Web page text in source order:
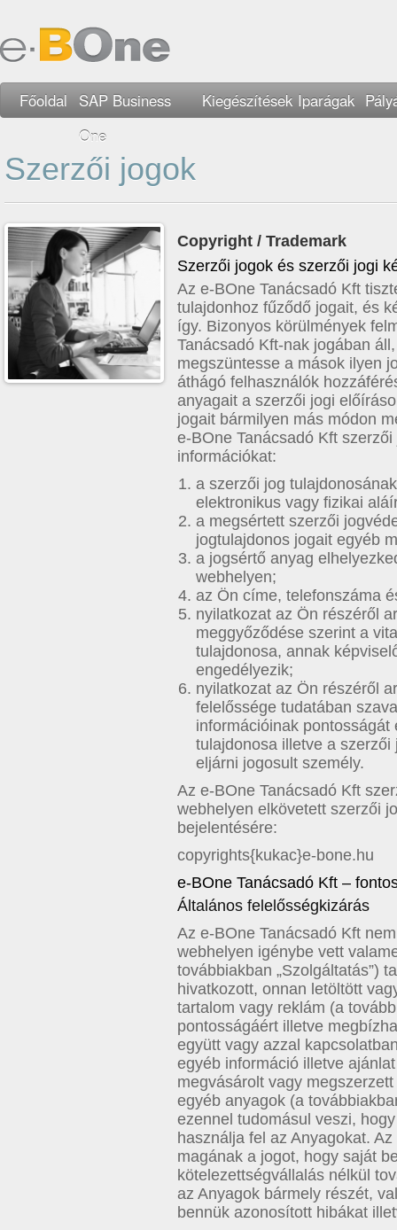
Főoldal
SAP Business
One
Kiegészítések Iparágak
Szerzői jogok
Copyright / Trademark
Szerzői jogok és szerzői jogi
Az e-BOne Tanácsadó Kft
tulajdonhoz fűződő jogait, és
így. Bizonyos körülmények
Tanácsadó Kft-nak jogában
megszüntesse a mások ilyen
áthágó felhasználók
anyagait a szerzői jogi
jogait bármilyen más módon
e-BOne Tanácsadó Kft
információkat:
a szerzői jog
elektronikus vagy fizikai
a megsértett szerzői
jogtulajdonos jogait egyéb
a jogsértő anyag
webhelyen;
az Ön címe, telefonszáma
nyilatkozat az Ön részéről
meggyőződése szerint a
tulajdonosa, annak
engedélyezik;
nyilatkozat az Ön részéről
felelőssége tudatában
információinak
tulajdonosa illetve a
eljárni jogosult személy.
Az e-BOne Tanácsadó Kft
webhelyen elkövetett szerzői
bejelentésére:
copyrights{kukac}e-bone.hu
e-BOne Tanácsadó Kft –
Általános felelősségkizárás
Az e-BOne Tanácsadó Kft
webhelyen igénybe vett
továbbiakban „Szolgáltatás”)
hivatkozott, onnan letöltött
tartalom vagy reklám (a
pontosságáért illetve
együtt vagy azzal
egyéb információ illetve
megvásárolt vagy
egyéb anyagok (a
ezennel tudomásul veszi,
használja fel az Anyagokat.
magának a jogot, hogy saját
kötelezettségvállalás nélkül
az Anyagok bármely részét,
bennük azonosított hibákat